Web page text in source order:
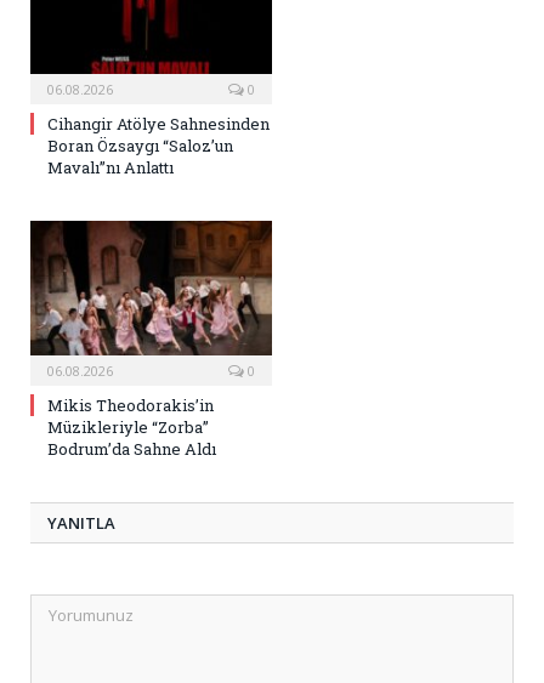
06.08.2026 0
Cihangir Atölye Sahnesinden
Boran Özsaygı “Saloz’un
Mavalı”nı Anlattı
06.08.2026 0
Mikis Theodorakis’in
Müzikleriyle “Zorba”
Bodrum’da Sahne Aldı
YANITLA